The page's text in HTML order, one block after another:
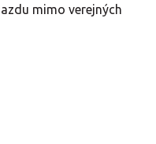
mimo verejných